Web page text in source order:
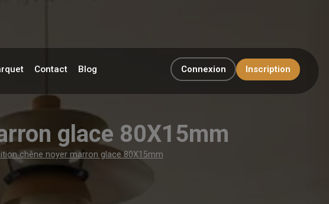
Contact Blog Connexion Inscription
glace 80X15mm
chêne noyer marron glace 80X15mm